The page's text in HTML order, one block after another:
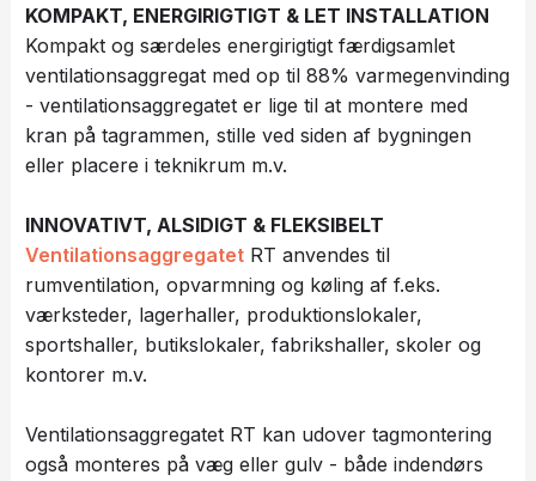
KOMPAKT, ENERGIRIGTIGT & LET INSTALLATION
Kompakt og særdeles energirigtigt færdigsamlet
ventilationsaggregat med op til 88% varmegenvinding
- ventilationsaggregatet er lige til at montere med
kran på tagrammen, stille ved siden af bygningen
eller placere i teknikrum m.v.
INNOVATIVT, ALSIDIGT & FLEKSIBELT
Ventilationsaggregatet RT anvendes til
rumventilation, opvarmning og køling af f.eks.
værksteder, lagerhaller, produktionslokaler,
sportshaller, butikslokaler, fabrikshaller, skoler og
kontorer m.v.
Ventilationsaggregatet RT kan udover tagmontering
også monteres på væg eller gulv - både indendørs